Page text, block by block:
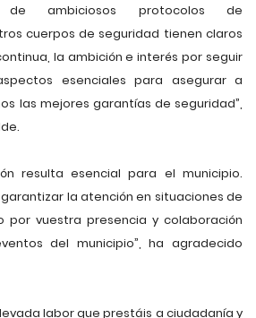
de ambiciosos protocolos de
cuerpos de seguridad tienen claros
la ambición e interés por seguir
esenciales para asegurar a
las mejores garantías de seguridad”,
resulta esencial para el municipio.
la atención en situaciones de
por vuestra presencia y colaboración
del municipio”, ha agradecido
labor que prestáis a ciudadanía y